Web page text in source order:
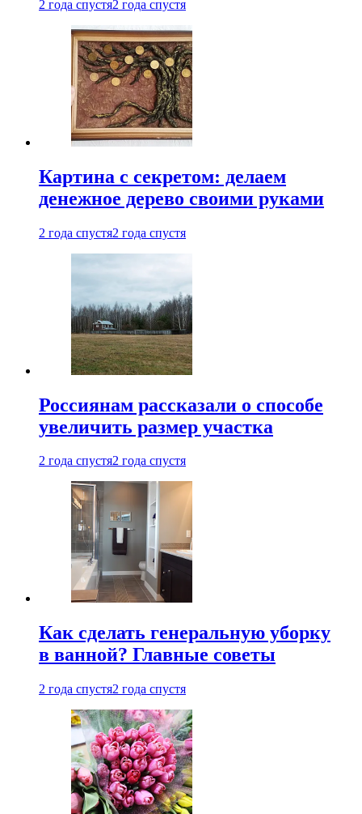
2 года спустя2 года спустя
Картина с секретом: делаем
денежное дерево своими руками
2 года спустя2 года спустя
Россиянам рассказали о способе
увеличить размер участка
2 года спустя2 года спустя
Как сделать генеральную уборку
в ванной? Главные советы
2 года спустя2 года спустя